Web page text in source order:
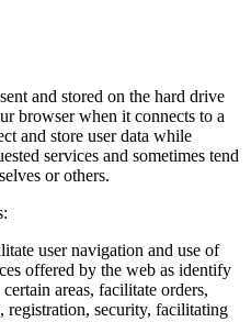
and stored on the hard drive
browser when it connects to a
and store user data while
services and sometimes tend
or others.
user navigation and use of
offered by the web as identify
areas, facilitate orders,
registration, security, facilitating